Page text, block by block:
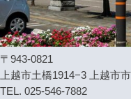
〒943-0821
上越市土橋1914−3 上越市
TEL. 025-546-7882